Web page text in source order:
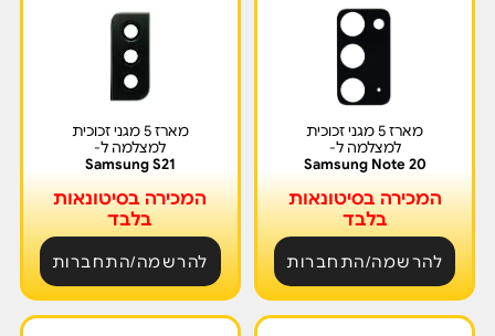
מארז 5 מגני זכוכית
למצלמה ל-
Samsung Note 20
המכירה בסיטונאות
בלבד
להרשמה/התחברות
מארז 5 מגני זכוכית
למצלמה ל-
Samsung S21
המכירה בסיטונאות
בלבד
להרשמה/התחברות